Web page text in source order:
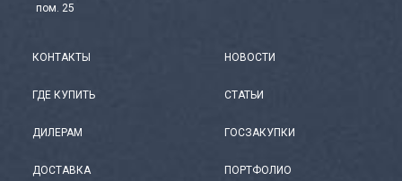
пом. 25
КОНТАКТЫ
ГДЕ КУПИТЬ
ДИЛЕРАМ
ДОСТАВКА
НОВОСТИ
СТАТЬИ
ГОСЗАКУПКИ
ПОРТФОЛИО